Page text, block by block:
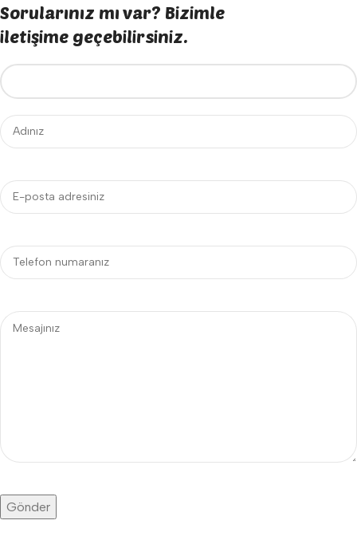
Sorularınız mı var? Bizimle
iletişime geçebilirsiniz.